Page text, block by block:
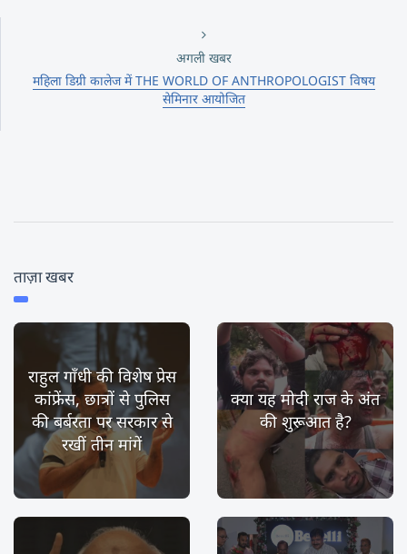
अगली खबर
महिला डिग्री कालेज में THE WORLD OF ANTHROPOLOGIST विषय
सेमिनार आयोजित
ताज़ा खबर
राहुल गाँधी की विशेष प्रेस
कांफ्रेंस, छात्रों से पुलिस
की बर्बरता पर सरकार से
रखीं तीन मांगें
क्या यह मोदी राज के अंत
की शुरूआत है?